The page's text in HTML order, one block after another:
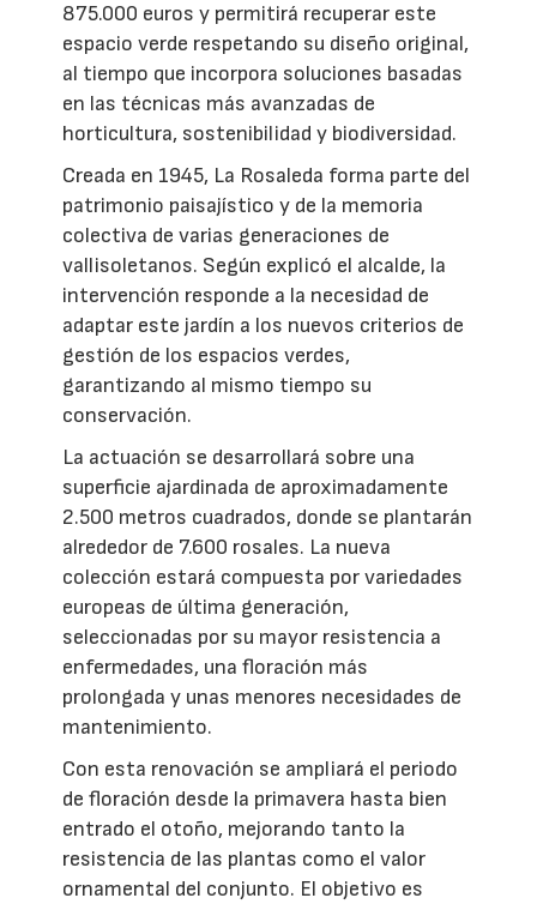
875.000 euros y permitirá recuperar este
espacio verde respetando su diseño original,
al tiempo que incorpora soluciones basadas
en las técnicas más avanzadas de
horticultura, sostenibilidad y biodiversidad.
Creada en 1945, La Rosaleda forma parte del
patrimonio paisajístico y de la memoria
colectiva de varias generaciones de
vallisoletanos. Según explicó el alcalde, la
intervención responde a la necesidad de
adaptar este jardín a los nuevos criterios de
gestión de los espacios verdes,
garantizando al mismo tiempo su
conservación.
La actuación se desarrollará sobre una
superficie ajardinada de aproximadamente
2.500 metros cuadrados, donde se plantarán
alrededor de 7.600 rosales. La nueva
colección estará compuesta por variedades
europeas de última generación,
seleccionadas por su mayor resistencia a
enfermedades, una floración más
prolongada y unas menores necesidades de
mantenimiento.
Con esta renovación se ampliará el periodo
de floración desde la primavera hasta bien
entrado el otoño, mejorando tanto la
resistencia de las plantas como el valor
ornamental del conjunto. El objetivo es